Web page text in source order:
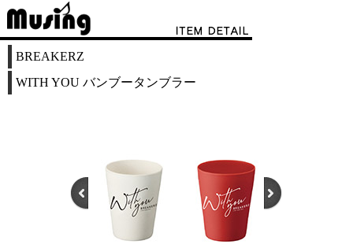
BREAKERZ
WITH YOU バンブータンブラー